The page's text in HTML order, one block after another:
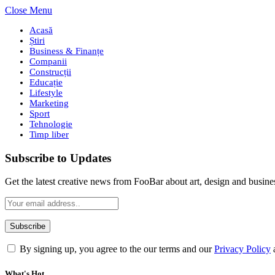
Close Menu
Acasă
Știri
Business & Finanțe
Companii
Construcții
Educație
Lifestyle
Marketing
Sport
Tehnologie
Timp liber
Subscribe to Updates
Get the latest creative news from FooBar about art, design and
By signing up, you agree to the our terms and ourPrivacy Policy